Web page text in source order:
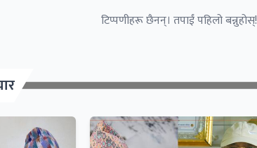
टिप्पणीहरू छैनन्। तपाईं पहिलो बन्नुहोस्!